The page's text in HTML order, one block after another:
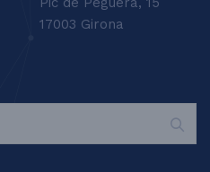
17003 Girona